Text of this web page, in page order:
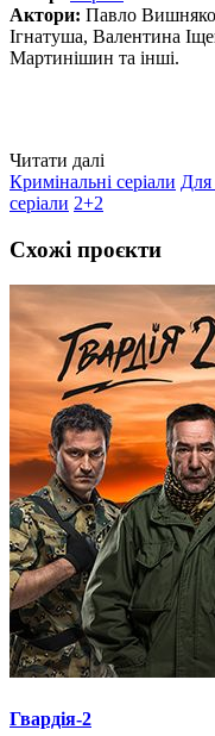
Актори: Павло
Ігнатуша, Валентина
Мартинішин та інші.
Читати далі
Кримінальні серіали Для
серіали 2+2
Схожі проєкти
Гвардія-2